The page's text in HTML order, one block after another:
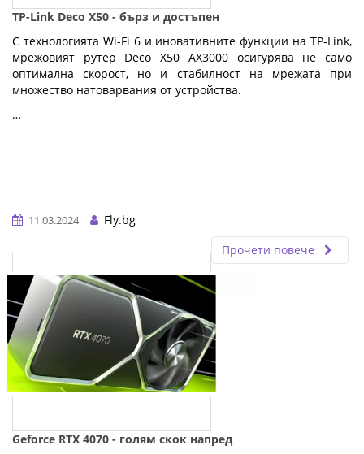
TP-Link Deco X50 - бърз и достъпен
С технологията Wi-Fi 6 и иновативните функции на TP-Link,
мрежовият рутер Deco X50 AX3000 осигурява не само
оптимална скорост, но и стабилност на мрежата при
множество натоварвания от устройства.
…
11.03.2024
Fly.bg
Прочети повече
Geforce RTX 4070 - голям скок напред